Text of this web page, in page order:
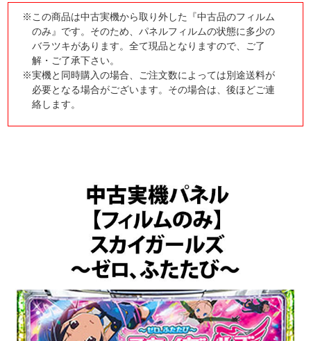
※この商品は中古実機から取り外した『中古品のフィルム
のみ』です。そのため、パネルフィルムの状態に多少の
バラツキがあります。全て現品となりますので、ご了
解・ご了承下さい。
※実機と同時購入の場合、ご注文数によっては別途送料が
必要となる場合がございます。その場合は、後ほどご連
絡します。